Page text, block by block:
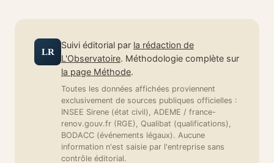
LR
Suivi éditorial par la rédaction de
L'Observatoire. Méthodologie complète sur
la page Méthode.
Toutes les données affichées proviennent
exclusivement de sources publiques officielles :
INSEE Sirene (état civil), ADEME / france-
renov.gouv.fr (RGE), Qualibat (qualifications),
BODACC (événements légaux). Aucune
information n'est saisie par l'entreprise sans
contrôle éditorial.